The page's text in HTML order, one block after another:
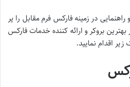
در زمینه فارکس فرم مقابل را پر
بروکر و ارائه کننده خدمات فارکس
زیر اقدام نمایید.